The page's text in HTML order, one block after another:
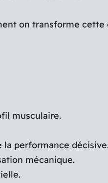
on transforme
musculaire.
la performance
mécanique.